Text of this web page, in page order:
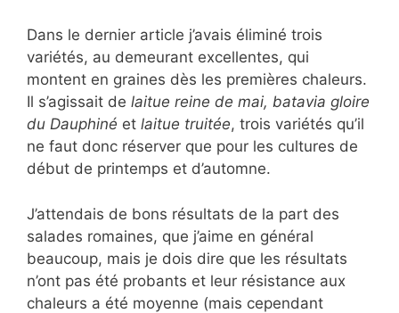
Dans le dernier article j’avais éliminé trois
variétés, au demeurant excellentes, qui
montent en graines dès les premières chaleurs.
Il s’agissait de laitue reine de mai, batavia gloire
du Dauphiné et laitue truitée, trois variétés qu’il
ne faut donc réserver que pour les cultures de
début de printemps et d’automne.
J’attendais de bons résultats de la part des
salades romaines, que j’aime en général
beaucoup, mais je dois dire que les résultats
n’ont pas été probants et leur résistance aux
chaleurs a été moyenne (mais cependant